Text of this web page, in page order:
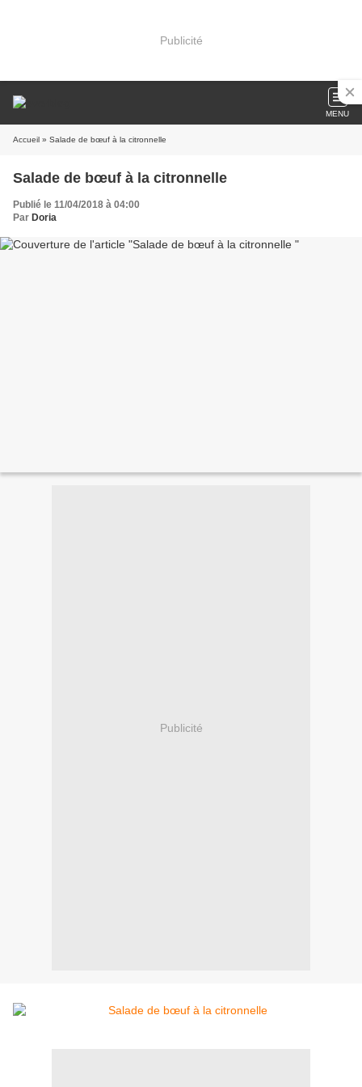
Publicité
MENU
Accueil » Salade de bœuf à la citronnelle
Salade de bœuf à la citronnelle
Publié le 11/04/2018 à 04:00
Par Doria
Publicité